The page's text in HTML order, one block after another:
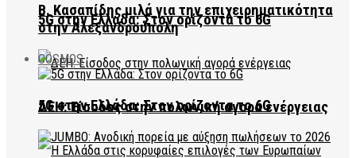
5G στην Ελλάδα: Στον ορίζοντα το 6G
ΔΕΗ: Είσοδος στην πολωνική αγορά ενέργειας
Β. Κασαπίδης μιλά για την επιχειρηματικότητα
στην Αλεξανδρούπολη
COSMOS
5G στην Ελλάδα: Στον ορίζοντα το 6G